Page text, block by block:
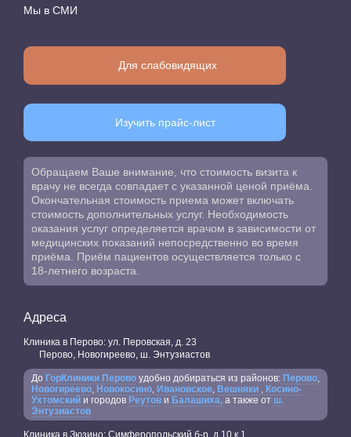
Мы в СМИ
Для слабовидящих
Изучить прайс-лист
Обращаем Ваше внимание, что стоимость визита к
врачу не всегда совпадает с указанной ценой приёма.
Окончательная стоимость приема может включать
стоимость дополнительных услуг. Необходимость
оказания услуг определяется врачом в зависимости от
медицинских показаний непосредственно во время
приёма. Приём пациентов осуществляется только с
18-летнего возраста.
Адреса
Клиника в Перово: ул. Перовская, д. 23
Перово, Новогиреево, ш. Энтузиастов
До ГорКлиники Перово удобно добираться из районов: Перово
Новогиреево Новокосино Ивановское Вешняки
Косино-
Ухтомский и городов Реутов и Балашиха, а также от ш.
Энтузиастов
Клиника в Зюзино: Симферопольский б-р, д.10 к.1